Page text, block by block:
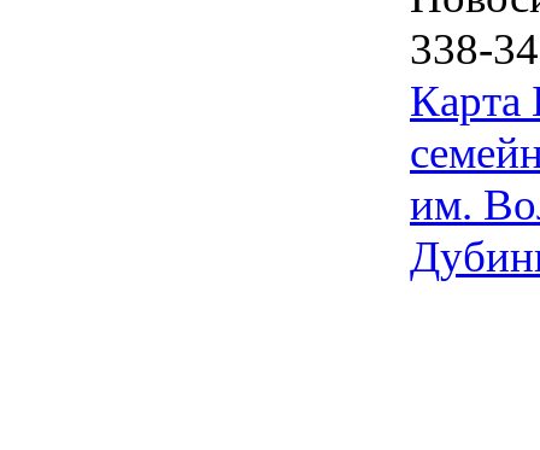
338-
Карта
им.